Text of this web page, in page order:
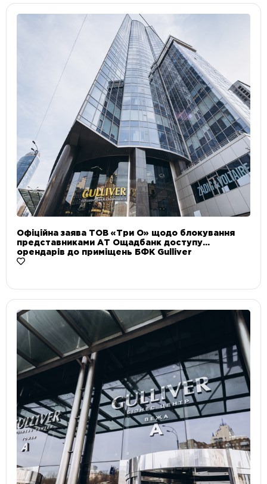
Офіційна заява ТОВ «Три О» щодо блокування
представниками АТ Ощадбанк доступу
орендарів до приміщень БФК Gulliver